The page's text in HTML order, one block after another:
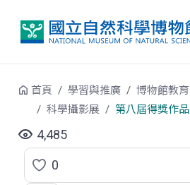
首頁 學習與推廣 博物館教育
科學攝影展
第八屆得獎作品
4,485
點
0